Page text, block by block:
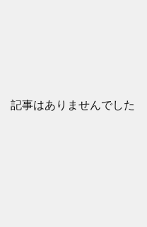
記事はありませんでした